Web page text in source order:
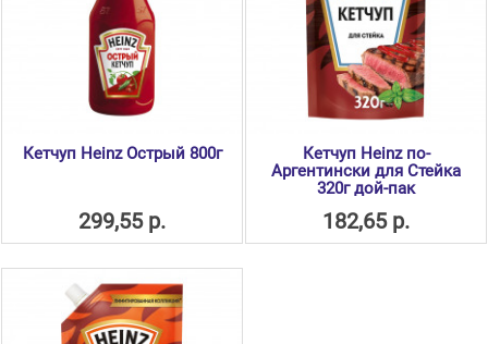
Кетчуп Heinz Острый 800г
299,55 р.
Кетчуп Heinz по-
Аргентински для Стейка
320г дой-пак
182,65 р.